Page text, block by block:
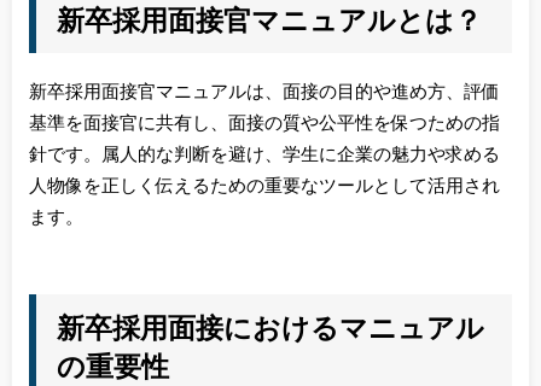
新卒採用面接官マニュアルとは？
新卒採用面接官マニュアルは、面接の目的や進め方、評価
基準を面接官に共有し、面接の質や公平性を保つための指
針です。属人的な判断を避け、学生に企業の魅力や求める
人物像を正しく伝えるための重要なツールとして活用され
ます。
新卒採用面接におけるマニュアル
の重要性